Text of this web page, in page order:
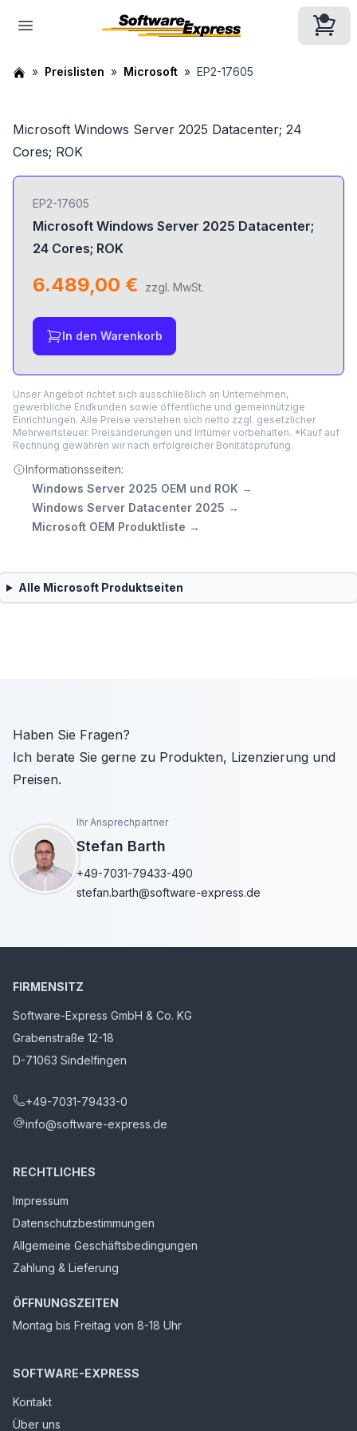
Preislisten Microsoft EP2-17605
Microsoft Windows Server 2025 Datacenter; 24
Cores; ROK
EP2-17605
Microsoft Windows Server 2025 Datacenter;
24 Cores; ROK
6.489,00 € zzgl. MwSt.
In den Warenkorb
Unser Angebot richtet sich ausschließlich an Unternehmen,
gewerbliche Endkunden sowie öffentliche und gemeinnützige
Einrichtungen. Alle Preise verstehen sich netto zzgl. gesetzlicher
Mehrwertsteuer. Preisänderungen und Irrtümer vorbehalten. *Kauf auf
Rechnung gewähren wir nach erfolgreicher Bonitätsprüfung.
Informationsseiten:
Windows Server 2025 OEM und ROK →
Windows Server Datacenter 2025 →
Microsoft OEM Produktliste →
Alle MicrosoftProduktseiten
Haben Sie Fragen?
Ich berate Sie gerne zu Produkten, Lizenzierung und
Preisen.
Ihr Ansprechpartner
Stefan Barth
+49-7031-79433-490
stefan.barth@software-express.de
FIRMENSITZ
Software-Express GmbH & Co. KG
Grabenstraße 12-18
D-71063 Sindelfingen
+49-7031-79433-0
info@software-express.de
RECHTLICHES
Impressum
Datenschutzbestimmungen
Allgemeine Geschäftsbedingungen
Zahlung & Lieferung
ÖFFNUNGSZEITEN
Montag bis Freitag von 8-18 Uhr
SOFTWARE-EXPRESS
Kontakt
Über uns